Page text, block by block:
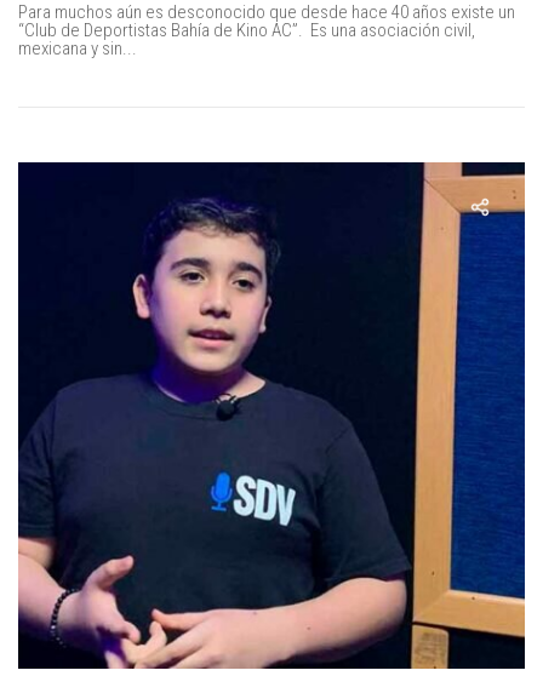
Para muchos aún es desconocido que desde hace 40 años existe un
“Club de Deportistas Bahía de Kino AC”. Es una asociación civil,
mexicana y sin...